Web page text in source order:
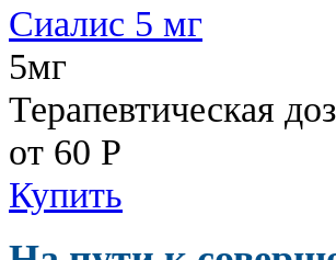
Сиалис 5 мг
5мг
Терапевтическая
от 60 Р
Купить